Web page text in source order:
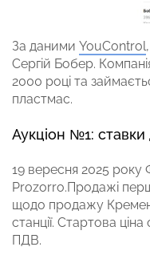
За даними YouControl
Сергій Бобер.
2000 році та
пластмас.
Аукціон №1: ставки
19 вересня 2025
Prozorro.Продажі
щодо продажу
станції. Стартова
ПДВ.